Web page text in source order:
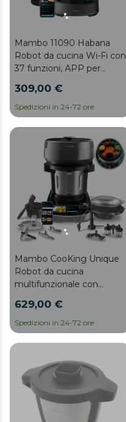
Mambo 11090 Habana
Robot da cucina Wi-Fi con
37 funzioni, APP per
manuale, sistema
autopulente, accessori
OneClick, bilancia
inox e caraffa
antiaderente Habana.
309,00 €
Spedizioni in 24-72 ore
Mambo CooKing Unique
Robot da cucina
multifunzionale con
629,00 €
Spedizioni in 24-72 ore